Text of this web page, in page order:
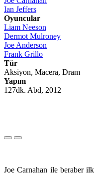
Ian Jeffers
Oyuncular
Liam Neeson
Dermot Mulroney
Joe Anderson
Frank Grillo
Tür
Aksiyon, Macera, Dram
Yapım
127dk. Abd, 2012
Joe Carnahan ile beraber